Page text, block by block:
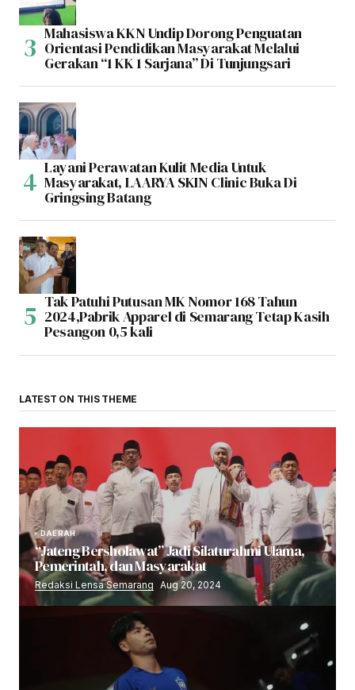
Mahasiswa KKN Undip Dorong Penguatan
Orientasi Pendidikan Masyarakat Melalui
Gerakan “1 KK 1 Sarjana” Di Tunjungsari
Layani Perawatan Kulit Media Untuk
Masyarakat, LAARYA SKIN Clinic Buka Di
Gringsing Batang
Tak Patuhi Putusan MK Nomor 168 Tahun
2024,Pabrik Apparel di Semarang Tetap Kasih
Pesangon 0,5 kali
LATEST ON THIS THEME
DAERAH
“Jateng Bersholawat” Jadi Silaturahmi Ulama,
Pemerintah, dan Masyarakat
Redaksi Lensa Semarang Aug 20, 2024